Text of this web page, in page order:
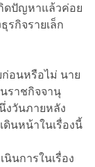
ดปัญหาแล้วค่อย
รกิจรายเล็ก
อนหรือไม่ นาย
นราชกิจจานุ
งวันภายหลัง
ดินหน้าในเรื่องนี้
นการในเรื่อง